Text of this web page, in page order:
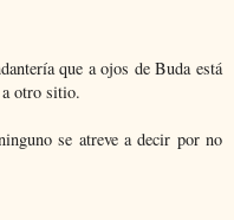
que a ojos de Buda está
otro sitio.
se atreve a decir por no